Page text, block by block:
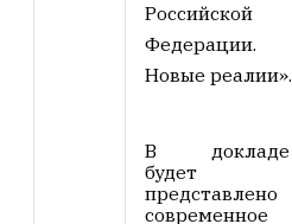
Российской
Федерации.
Новые реалии».
В докладе
будет
представлено
современное